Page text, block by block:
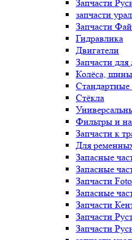
Запчасти
запчасти
Запчасти
Гидравлика
Двигатели
Запчасти для
Колёса,
Стандартные
Стёкла
Фильтры и
Запчасти к
Для
Запасные
Запасные
Запчасти
Запасные
Запчасти
Запчасти
Запчасти